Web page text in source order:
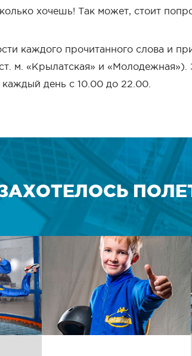
хочешь! Так может, стоит
каждого прочитанного слова и
м. «Крылатская» и
день с 10.00 до 22.00.